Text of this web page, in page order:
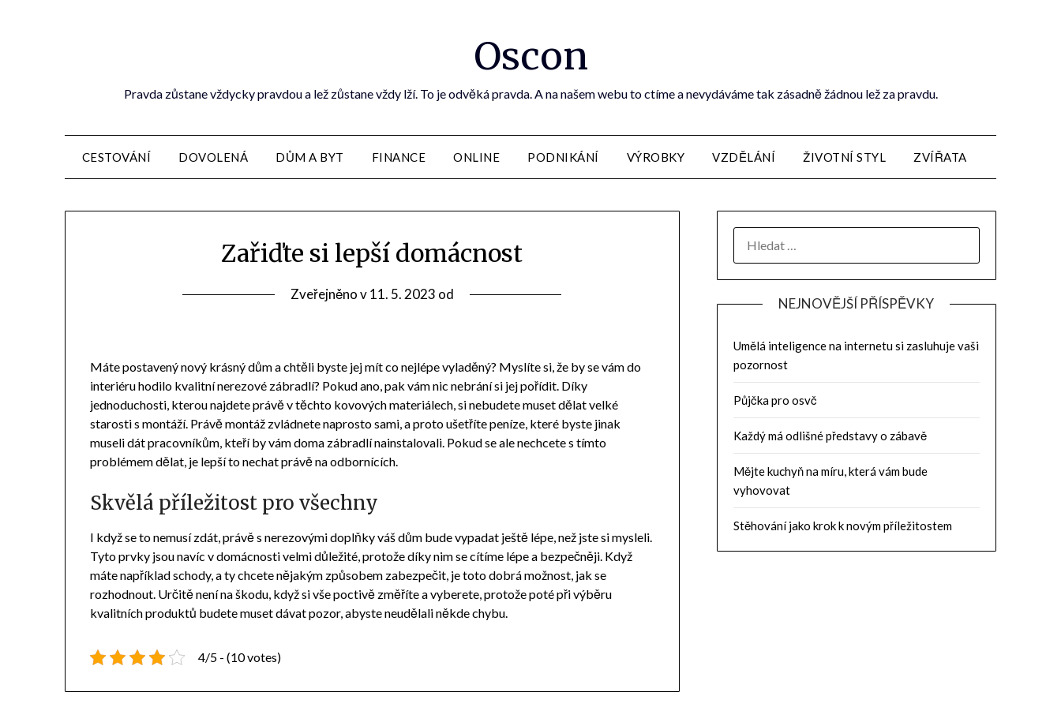
Oscon
Pravda zůstane vždycky pravdou a lež zůstane vždy lží. To je odvěká pravda. A na našem webu to ctíme a nevydáváme tak zásadně žádnou lež za pravdu.
CESTOVÁNÍ DOVOLENÁ DŮM A BYT FINANCE ONLINE PODNIKÁNÍ VÝROBKY VZDĚLÁNÍ ŽIVOTNÍ STYL ZVÍŘATA
Zařiďte si lepší domácnost
Zveřejněno v11. 5. 2023 od
Máte postavený nový krásný dům a chtěli byste jej mít co nejlépe vyladěný? Myslíte si, že by se vám do
interiéru hodilo kvalitnínerezové zábradlí? Pokud ano, pak vám nic nebrání si jej pořídit. Díky
jednoduchosti, kterou najdete právě v těchto kovových materiálech, si nebudete muset dělat velké
starosti s montáží. Právě montáž zvládnete naprosto sami, a proto ušetříte peníze, které byste jinak
museli dát pracovníkům, kteří by vám doma zábradlí nainstalovali. Pokud se ale nechcete s tímto
problémem dělat, je lepší to nechat právě na odbornících.
Skvělá příležitost pro všechny
I když se to nemusí zdát, právě s nerezovými doplňky váš dům bude vypadat ještě lépe, než jste si mysleli.
Tyto prvky jsou navíc v domácnosti velmi důležité, protože díky nim se cítíme lépe a bezpečněji. Když
máte například schody, a ty chcete nějakým způsobem zabezpečit, je toto dobrá možnost, jak se
rozhodnout. Určitě není na škodu, když si vše poctivě změříte a vyberete, protože poté při výběru
kvalitních produktů budete muset dávat pozor, abyste neudělali někde chybu.
4/5 - (10 votes)
NEJNOVĚJŠÍ PŘÍSPĚVKY
Umělá inteligence na internetu si zasluhuje vaši
pozornost
Půjčka pro osvč
Každý má odlišné představy o zábavě
Mějte kuchyň na míru, která vám bude
vyhovovat
Stěhování jako krok k novým příležitostem